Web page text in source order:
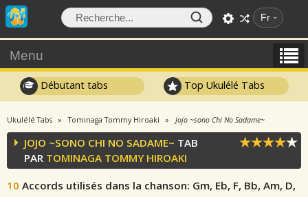
Fr
Menu
Débutant tabs Top Ukulélé Tabs
Ukulélé Tabs Tominaga Tommy Hiroaki Jojo ~sono Chi No Sadame~
JOJO ~SONO CHI NO SADAME~ TAB
PAR TOMINAGA TOMMY HIROAKI
10 Accords utilisés dans la chanson: Gm, Eb, F, Bb, Am, D,